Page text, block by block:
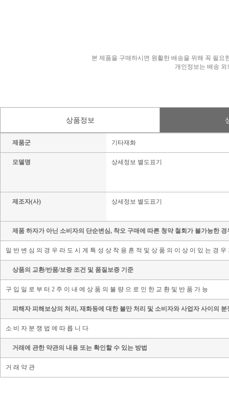
본 제품을 구매하시면 원활한 배송을 위해 꼭 필
개인정보는 배송
상품정보
제품군 기타재화
모델명 상세정보 별도표기
제조자(사) 상세정보 별도표기
제품 하자가 아닌 소비자의 단순변심, 착오 구매에 따른 청약 철회가 불가능한
일 반 변 심 의 경 우 라 도 시 계 특 성 상 착 용 흔 적 및 상 품 의 이 상 이 있 는 경 우
상품의 교환/반품/보증 조건 및 품질보증 기준
구 입 일 로 부 터 2 주 이 내 에 상 품 의 불 량 으 로 인 한 교 환 및 반 품 가 능
피해자 피해보상의 처리, 재화등에 대한 불만 처리 및 소비자와 사업자 사이의
소 비 자 분 쟁 법 에 따 릅 니 다
거래에 관한 약관의 내용 또는 확인할 수 있는 방법
거 래 약 관